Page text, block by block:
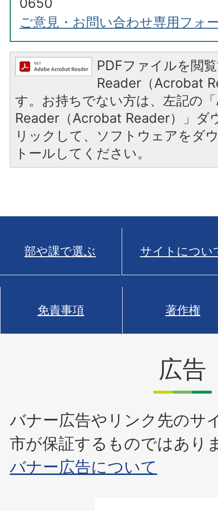
ご意見・お問い合わせ専用フォ
PDFファイルを閲
Reader（Acrobat
す。お持ちでない方は、左記の
Reader（Acrobat Reader）」ダ
リックして、ソフトウェアをダ
トールしてください。
部や課で選ぶ サイトについ
免責事項 著作権
広告
バナー広告やリンク先のサ
市が保証するものではあり
バナー広告について